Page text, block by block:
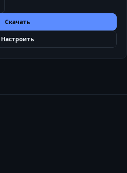
Скачать
Настроить